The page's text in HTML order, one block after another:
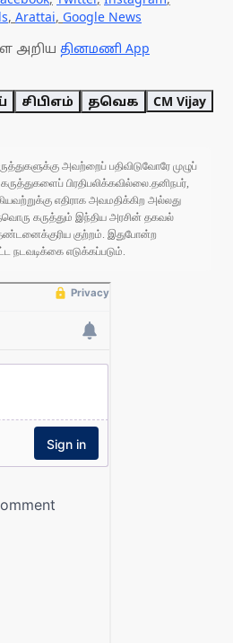
, Arattai, Google News
அறிய தினமணி App
சிபிஎம் தவெக
CM Vijay
அவற்றைப் பதிவிடுவோரே முழுப்
பிரதிபலிக்கவில்லை.தனிநபர்,
எதிராக அவமதிக்கிற அல்லது
கருத்தும் இந்திய அரசின் தகவல்
குற்றம். இதுபோன்ற
நடவடிக்கை எடுக்கப்படும்.